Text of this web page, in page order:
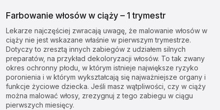
Farbowanie włosów w ciąży – 1 trymestr
Lekarze najczęściej zwracają uwagę, że malowanie włosów w
ciąży nie jest wskazane właśnie w pierwszym trymestrze.
Dotyczy to zresztą innych zabiegów z udziałem silnych
preparatów, na przykład dekoloryzacji włosów. To tak zwany
okres ochronny płodu, w którym istnieje największe ryzyko
poronienia i w którym wykształcają się najważniejsze organy i
funkcje życiowe dziecka. Jeśli masz wątpliwości, czy w ciąży
można malować włosy, zrezygnuj z tego zabiegu w ciągu
pierwszych miesięcy.